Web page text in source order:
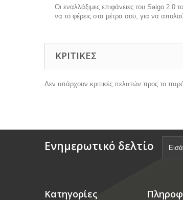
Οι εναλλάξιμες επιφάνειες του Saigo 2.0
να το φέρεις στα μέτρα σου, για να
ΚΡΙΤΙΚΈΣ
Δεν υπάρχουν κριτικές πελατών προς το
Ενημερωτικό δελτίο
Κατηγορίες